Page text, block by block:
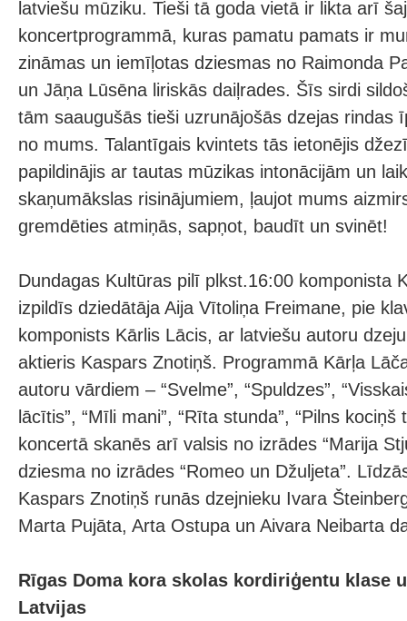
latviešu mūziku. Tieši tā goda vietā ir likta arī
koncertprogrammā, kuras pamatu pamats ir
zināmas un iemīļotas dziesmas no Raimonda
un Jāņa Lūsēna liriskās daiļrades. Šīs sirdi
tām saaugušās tieši uzrunājošās dzejas rindas
no mums. Talantīgais kvintets tās ietonējis
papildinājis ar tautas mūzikas intonācijām un
skaņumākslas risinājumiem, ļaujot mums
gremdēties atmiņās, sapņot, baudīt un svinēt!
Dundagas Kultūras pilī plkst.16:00 komponista
izpildīs dziedātāja Aija Vītoliņa Freimane, pie
komponists Kārlis Lācis, ar latviešu autoru
aktieris Kaspars Znotiņš. Programmā Kārļa
autoru vārdiem – “Svelme”, “Spuldzes”,
lācītis”, “Mīli mani”, “Rīta stunda”, “Pilns
koncertā skanēs arī valsis no izrādes “Marija
dziesma no izrādes “Romeo un Džuljeta”.
Kaspars Znotiņš runās dzejnieku Ivara
Marta Pujāta, Arta Ostupa un Aivara Neibarta
Rīgas Doma kora skolas kordiriģentu klase
Latvijas